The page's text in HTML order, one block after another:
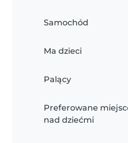
Samochód
Ma dzieci
Palący
Preferowane
nad dziećmi